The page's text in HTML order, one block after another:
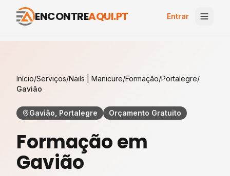
ENCONTREAQUI.PT Entrar
Início/Serviços/Nails | Manicure/Formação/Portalegre/
Gavião
Gavião, Portalegre Orçamento Gratuito
Formaçãoem
Gavião